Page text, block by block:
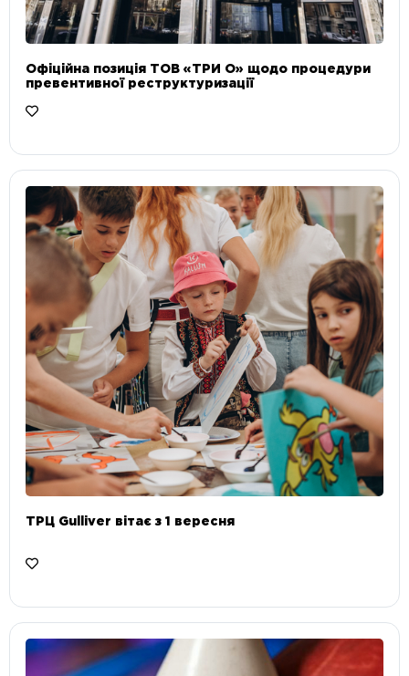
Офіційна позиція ТОВ «ТРИ О» щодо процедури
превентивної реструктуризації
ТРЦ Gulliver вітає з 1 вересня